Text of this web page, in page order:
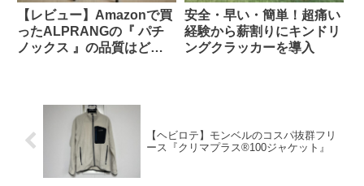
【レビュー】Amazonで買
ったALPRANGの『 パチ
ノックス 』の品質はどう
安全・早い・簡単！超痛い
経験から薪割りにキンドリ
ングクラッカーを導入
【ヘビロテ】モンベルのコスパ抜群フリ
ース『クリマプラス®100ジャケット』